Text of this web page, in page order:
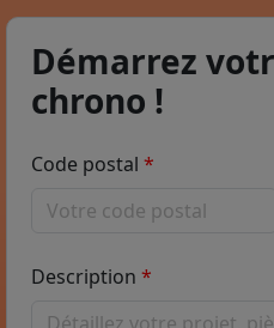
Démarrez
chrono !
Code postal
Description